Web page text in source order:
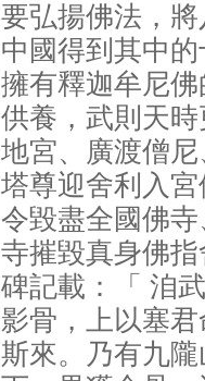
要弘揚佛法，
中國得到其中
擁有釋迦牟尼
供養，武則天
地宮、廣渡僧
塔尊迎舍利入
令毀盡全國佛
寺摧毀真身佛
碑記載：「 洎
影骨，上以塞
斯來。乃有九